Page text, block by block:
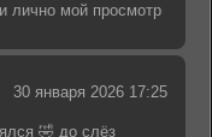
лично мой просмотр
30 января 2026 17:25
🤣 до слёз